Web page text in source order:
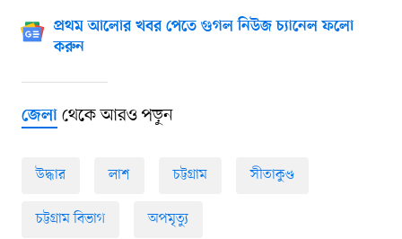
প্রথম আলোর খবর পেতে গুগল নিউজ চ্যানেল ফলো
করুন
জেলাথেকে আরও পড়ুন
উদ্ধার লাশ চট্টগ্রাম সীতাকুণ্ড
চট্টগ্রাম বিভাগ অপমৃত্যু